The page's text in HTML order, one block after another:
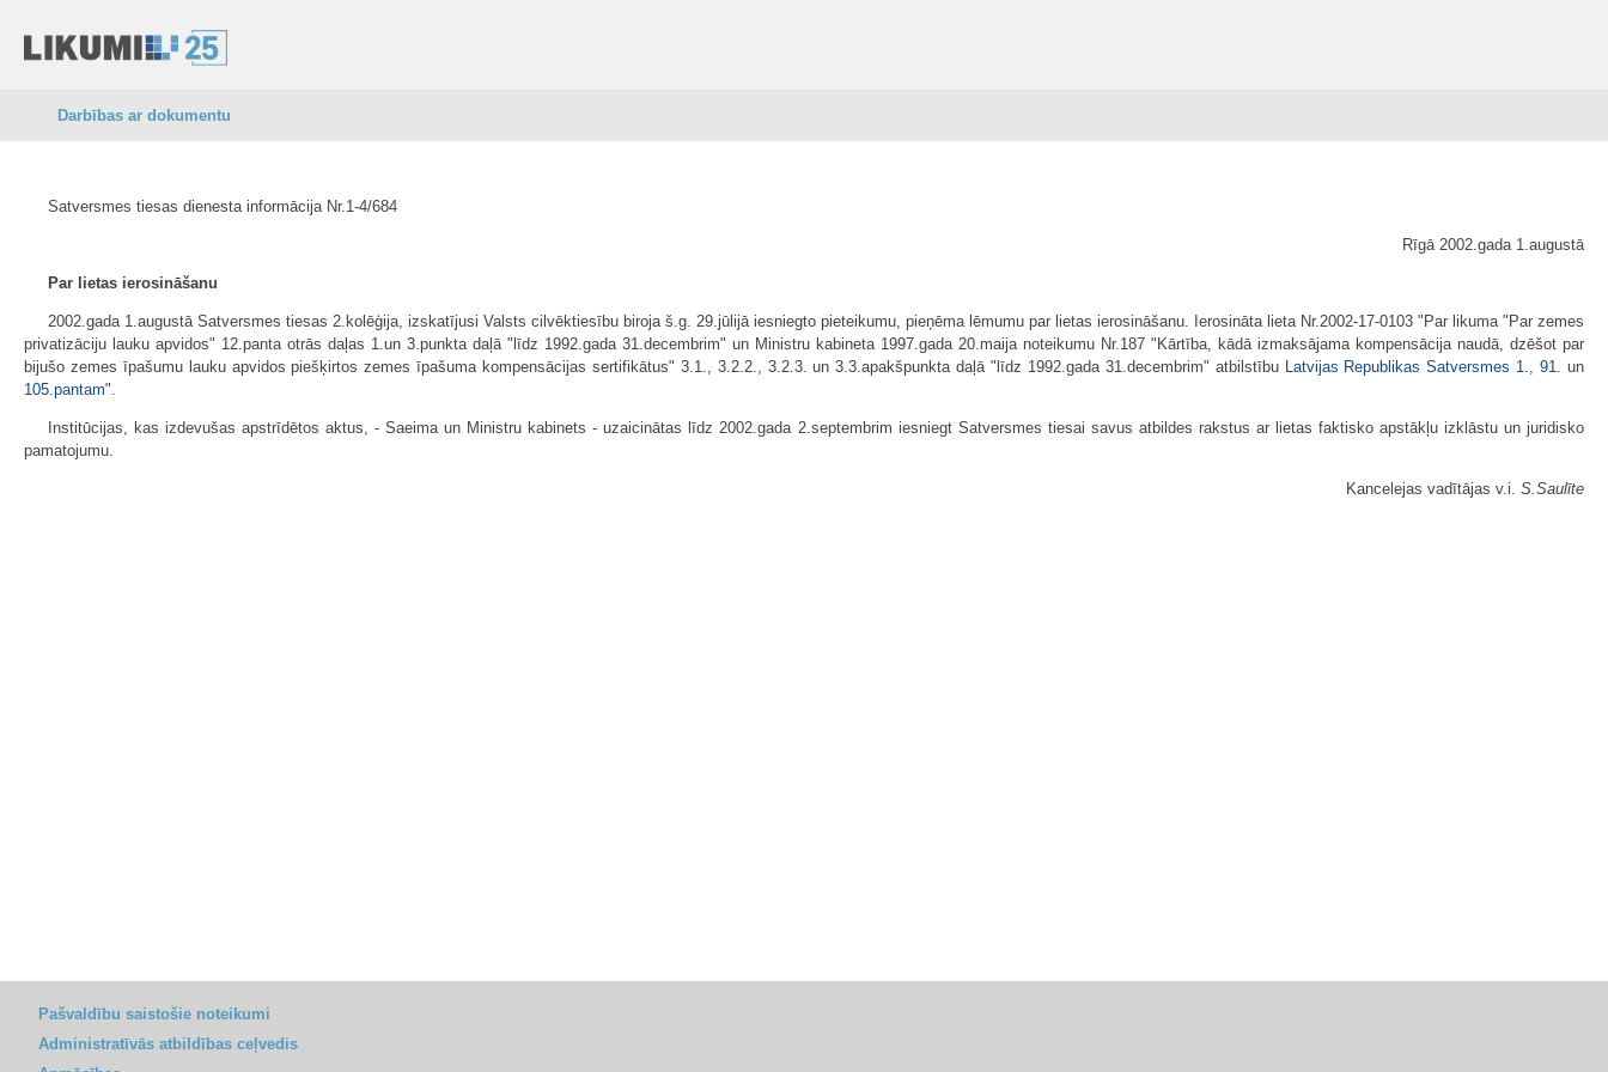
Darbības ar dokumentu
Satversmes tiesas dienesta informācija Nr.1-4/684
Rīgā 2002.gada 1.augustā
Par lietas ierosināšanu
2002.gada 1.augustā Satversmes tiesas 2.kolēģija, izskatījusi Valsts cilvēktiesību biroja š.g. 29.jūlijā iesniegto pieteikumu, pieņēma lēmumu par lietas ierosināšanu. Ierosināta lieta Nr.2002-17-0103 "Par likuma "Par zemes
privatizāciju lauku apvidos" 12.panta otrās daļas 1.un 3.punkta daļā "līdz 1992.gada 31.decembrim" un Ministru kabineta 1997.gada 20.maija noteikumu Nr.187 "Kārtība, kādā izmaksājama kompensācija naudā, dzēšot par
bijušo zemes īpašumu lauku apvidos piešķirtos zemes īpašuma kompensācijas sertifikātus" 3.1., 3.2.2., 3.2.3. un 3.3.apakšpunkta daļā "līdz 1992.gada 31.decembrim" atbilstību Latvijas Republikas Satversmes 1.,91.un
105.pantam".
Institūcijas, kas izdevušas apstrīdētos aktus, - Saeima un Ministru kabinets - uzaicinātas līdz 2002.gada 2.septembrim iesniegt Satversmes tiesai savus atbildes rakstus ar lietas faktisko apstākļu izklāstu un juridisko
pamatojumu.
Kancelejas vadītājas v.i. S.Saulīte
Pašvaldību saistošie noteikumi
Administratīvās atbildības ceļvedis